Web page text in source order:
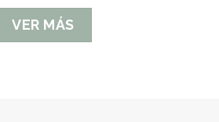
VER MÁS